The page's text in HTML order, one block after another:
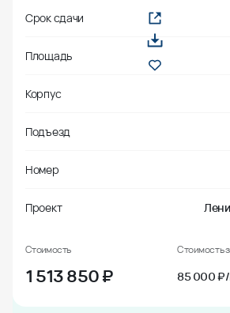
Срок сдачи
Площадь
Корпус
Подъезд
Номер
Проект
Стоимость
1 513 850₽
Стоимость
85 000